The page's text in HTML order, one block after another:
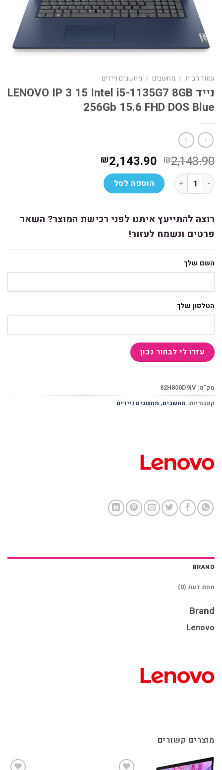
עמוד הבית / מחשבים / מחשבים ניידים
נייד LENOVO IP 3 15 Intel i5-1135G7 8GB
256Gb 15.6 FHD DOS Blue
₪2,143.90 המחיר
המקורי
היה:
₪2,143.90.
₪2,143.90 המחיר
הנוכחי
הוא: כמות של נייד LENOVO IP 3 15 Intel i5-1135G7 8GB 256Gb 15.6 FHD DOS Blue הוספה לסל
רוצה להתייעץ איתנו לפני רכישת המוצר? השאר
פרטים ונשמח לעזור!
השם שלך
הטלפון שלך
מק"ט:82H800D9IV
קטגוריות:מחשבים,מחשבים ניידים
BRAND
חוות דעת (0)
Brand
Lenovo
מוצרים קשורים